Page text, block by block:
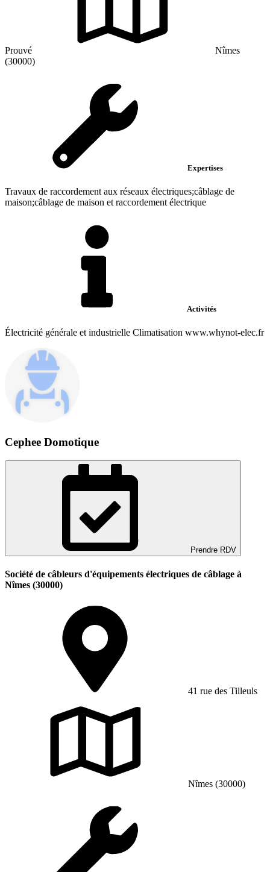
Prouvé
Nîmes
(30000)
Expertises
Travaux de raccordement aux réseaux électriques;câblage de
maison;câblage de maison et raccordement électrique
Activités
Électricité générale et industrielle Climatisation www.whynot-elec.fr
Cephee Domotique
Prendre RDV
Société de câbleurs d'équipements électriques de câblage à
Nîmes (30000)
41 rue des Tilleuls
Nîmes (30000)